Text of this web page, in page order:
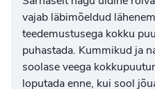
vajab läbimõeldud
teedemustusega kokku
puhastada. Kummikud ja
soolase veega
loputada enne, kui sool